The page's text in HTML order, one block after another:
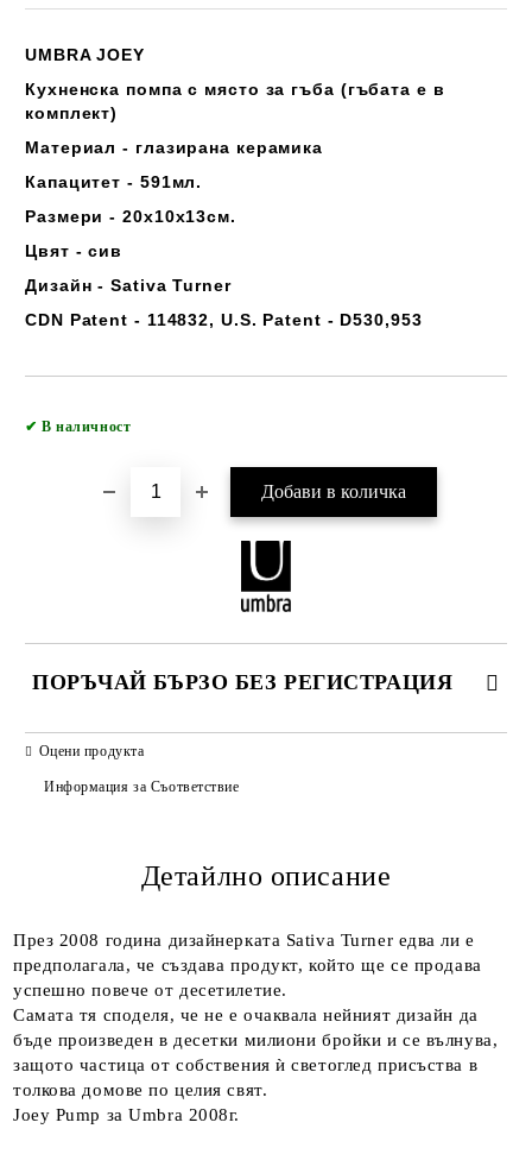
UMBRA JOEY
Кухненска помпа с място за гъба (гъбата е в
комплект)
Материал - глазирана керамика
Капацитет - 591мл.
Размери - 20х10х13см.
Цвят - сив
Дизайн - Sativa Turner
CDN Patent - 114832, U.S. Patent - D530,953
✔ В наличност
ПОРЪЧАЙ БЪРЗО БЕЗ РЕГИСТРАЦИЯ
Ние ще се свържем с вас в рамките на работния ден.
Оцени продукта
Информация за Съответствие
Детайлно описание
През 2008 година дизайнерката Sativa Turner едва ли е
предполагала, че създава продукт, който ще се продава
успешно повече от десетилетие.
Самата тя споделя, че не е очаквала нейният дизайн да
бъде произведен в десетки милиони бройки и се вълнува,
защото частица от собствения ѝ светоглед присъства в
толкова домове по целия свят.
Joey Pump за Umbra 2008г.